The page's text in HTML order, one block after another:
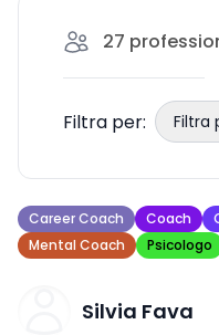
esploreremo i
27
Filtra per: Filtra
Career Coach Coach
Mental Coach
Psicologo
Silvia Fava